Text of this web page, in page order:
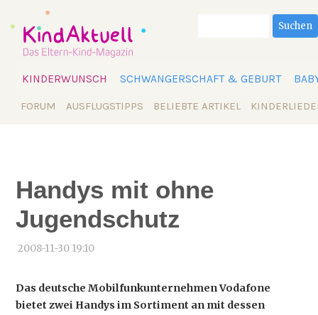
überspringen
KINDERWUNSCH SCHWANGERSCHAFT & GEBURT
Navigation
FORUM AUSFLUGSTIPPS BELIEBTE ARTIKEL
Suchen
Handys mit ohne
Jugendschutz
2008-11-30 19:10
Das deutsche Mobilfunkunternehmen Vodafone
bietet zwei Handys im Sortiment an mit dessen